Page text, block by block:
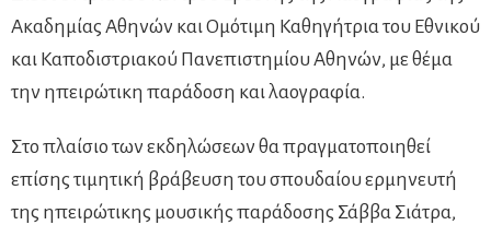
Ακαδημίας Αθηνών και Ομότιμη Καθηγήτρια του Εθνικού
και Καποδιστριακού Πανεπιστημίου Αθηνών, με θέμα
την ηπειρώτικη παράδοση και λαογραφία.
Στο πλαίσιο των εκδηλώσεων θα πραγματοποιηθεί
επίσης τιμητική βράβευση του σπουδαίου ερμηνευτή
της ηπειρώτικης μουσικής παράδοσης Σάββα Σιάτρα,